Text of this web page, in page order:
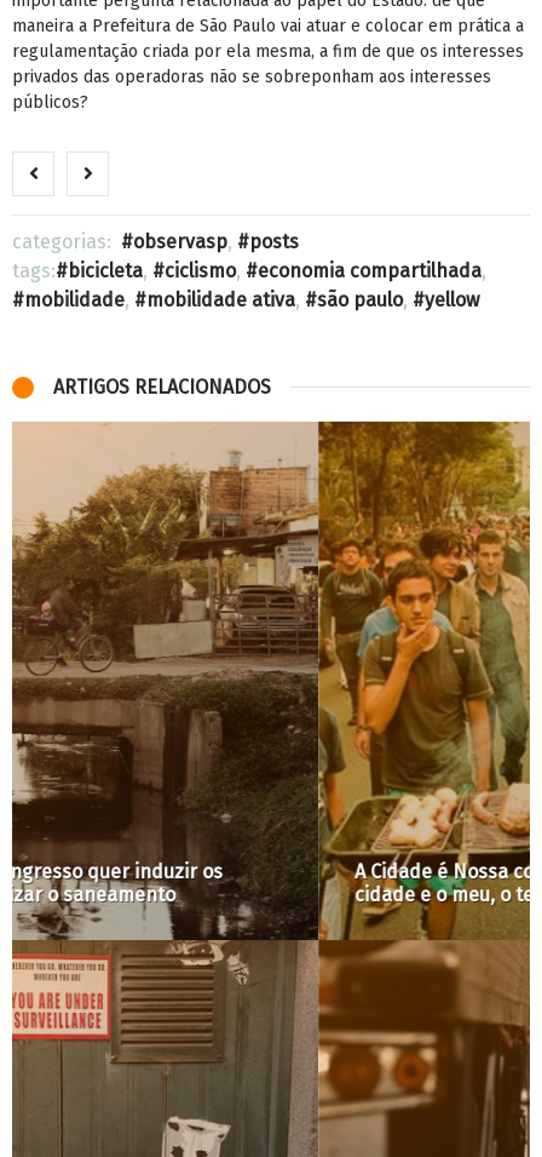
maneira a Prefeitura de São Paulo vai atuar e colocar em prática a
regulamentação criada por ela mesma, a fim de que os interesses
privados das operadoras não se sobreponham aos interesses
públicos?
categorias: observasp,
posts
tags:
bicicleta, ciclismo, economia compartilhada,
mobilidade, mobilidade ativa, são paulo, yellow
ARTIGOS RELACIONADOS
A Cidade é Nossa com Raquel Rolnik #46: A
cidade e o meu, o teu e o nosso quintal